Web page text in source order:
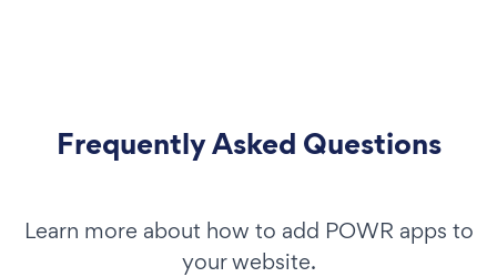
Frequently Asked Questions
Learn more about how to add POWR apps to
your website.